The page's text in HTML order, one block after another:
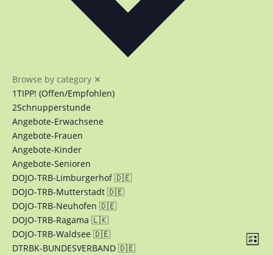
Liste
Browse by category ✕
1TIPP! (Offen/Empfohlen)
2Schnupperstunde
Angebote-Erwachsene
Angebote-Frauen
Angebote-Kinder
Angebote-Senioren
DOJO-TRB-Limburgerhof 🇩🇪
DOJO-TRB-Mutterstadt 🇩🇪
DOJO-TRB-Neuhofen 🇩🇪
DOJO-TRB-Ragama 🇱🇰
DOJO-TRB-Waldsee 🇩🇪
DTRBK-BUNDESVERBAND 🇩🇪